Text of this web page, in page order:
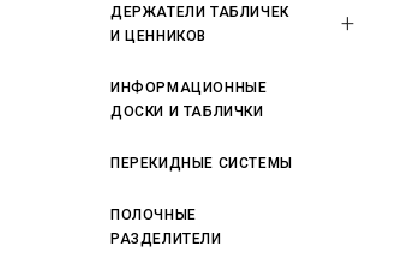
ДЕРЖАТЕЛИ ТАБЛИЧЕК
И ЦЕННИКОВ
ИНФОРМАЦИОННЫЕ
ДОСКИ И ТАБЛИЧКИ
ПЕРЕКИДНЫЕ СИСТЕМЫ
ПОЛОЧНЫЕ
РАЗДЕЛИТЕЛИ